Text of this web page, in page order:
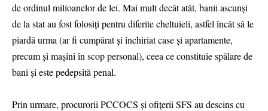
de ordinul milioanelor de lei. Mai mult decât atât, banii ascunși
de la stat au fost folosiți pentru diferite cheltuieli, astfel încât să le
piardă urma (ar fi cumpărat și închiriat case și apartamente,
precum și mașini în scop personal), ceea ce constituie spălare de
bani și este pedepsită penal.
Prin urmare, procurorii PCCOCS și ofițerii SFS au descins cu